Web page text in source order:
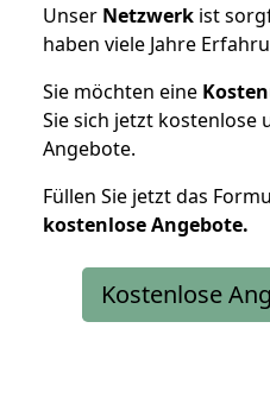
Unser Netzwerk ist
haben viele Jahre
Sie möchten eine
Sie sich jetzt kostenlose
Angebote.
Füllen Sie jetzt das
kostenloseAngebote.
Kostenlose